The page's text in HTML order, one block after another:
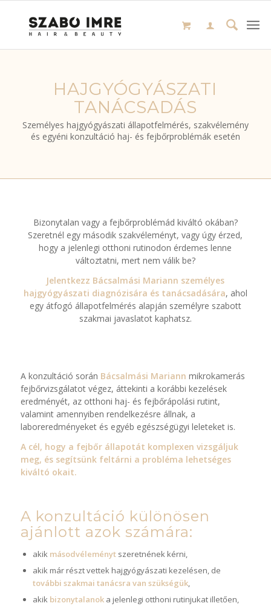
HAJGYÓGYÁSZATI
TANÁCSADÁS
Személyes hajgyógyászati állapotfelmérés, szakvélemény
és egyéni konzultáció haj- és fejbőrproblémák esetén
Bizonytalan vagy a fejbőrproblémád kiváltó okában?
Szeretnél egy második szakvéleményt, vagy úgy érzed,
hogy a jelenlegi otthoni rutinodon érdemes lenne
változtatni, mert nem válik be?
Jelentkezz Bácsalmási Mariann személyes
hajgyógyászati diagnózisára és tanácsadására, ahol
egy átfogó állapotfelmérés alapján személyre szabott
szakmai javaslatot kaphatsz.
A konzultáció során Bácsalmási Mariann mikrokamerás
fejbőrvizsgálatot végez, áttekinti a korábbi kezelések
eredményét, az otthoni haj- és fejbőrápolási rutint,
valamint amennyiben rendelkezésre állnak, a
laboreredményeket és egyéb egészségügyi leleteket is.
A cél, hogy a fejbőr állapotát komplexen vizsgáljuk
meg, és segítsünk feltárni a probléma lehetséges
kiváltó okait.
A konzultáció különösen
ajánlott azok számára:
akik másodvéleménytszeretnének kérni,
akik már részt vettek hajgyógyászati kezelésen, de
további szakmai tanácsra van szükségük,
akik bizonytalanoka jelenlegi otthoni rutinjukat illetően,